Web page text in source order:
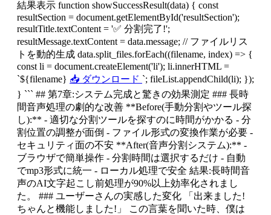
${filename} 📥 ダウンロード `; fileList.appendChild(li); });
} ``` ## 第7章:システム完成と驚きの効果測定 ### 長時
間音声処理の劇的な改善 **Before(手動分割やツール探
し):** - 適切な分割ツールを探すのに時間がかかる - 分
割位置の調整が面倒 - ファイル形式の変換作業が必要 -
セキュリティ面の不安 **After(音声分割システム):** -
ブラウザで簡単操作 - 分割時間は選択するだけ - 自動
でmp3形式に統一 - ローカル処理で安全 結果:長時間音
声のAI文字起こし前処理が90%以上効率化されまし
た。 ### ユーザーさんの実感した変化 「出来ました!
ちゃんと機能しました!」 この言葉を聞いた時、僕は